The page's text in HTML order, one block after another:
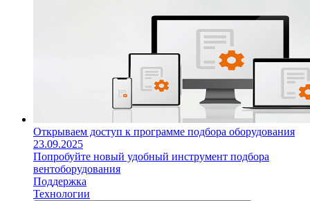
Открываем доступ к программе подбора оборудования
23.09.2025
Попробуйте новый удобный инструмент подбора
вентоборудования
Поддержка
Технологии